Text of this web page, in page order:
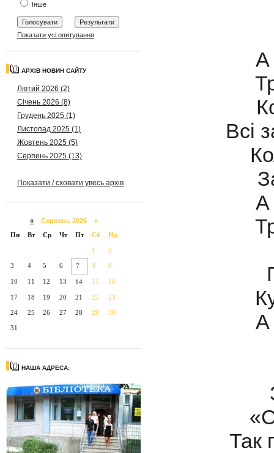
Інше
Показати усі опитування
АРХІВ НОВИН САЙТУ
Лютий 2026 (2)
Січень 2026 (8)
Грудень 2025 (1)
Листопад 2025 (1)
Жовтень 2025 (5)
Серпень 2025 (13)
Показати / сховати увесь архів
« Серпень 2026 »
Пн
Вт Ср Чт Пт Сб Нд
1 2
3 4 5 6 7 8 9
10 11 12 13 14 15 16
17 18 19 20 21 22 23
24 25 26 27 28 29 30
31
НАША АДРЕСА:
А
Всі
А
А
Так